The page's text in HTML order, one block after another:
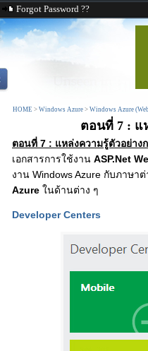
Forgot Password ??
HOME > Windows Azure > Windows Azure
ตอนที่ 7 : แ
ตอนที่ 7 : แหล่งความรู้ตัวอย่าง
เอกสารการใช้งาน ASP.Net
งาน Windows Azure กับภาษา
Azure ในด้านต่าง ๆ
Developer Centers